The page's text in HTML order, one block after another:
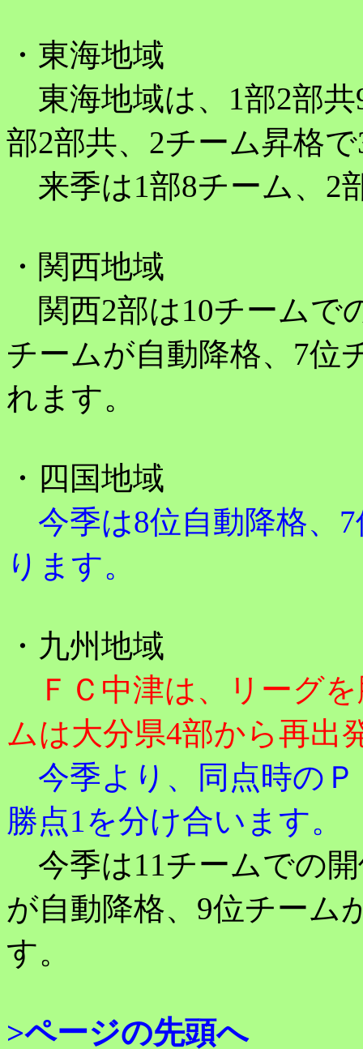
・東海地域
東海地域は、1部2部
部2部共、2チーム昇格
来季は1部8チーム、2
・関西地域
関西2部は10チームで
チームが自動降格、7位
れます。
・四国地域
今季は8位自動降格、
ります。
・九州地域
ＦＣ中津は、リーグ
ムは大分県4部から再出
今季より、同点時の
勝点1を分け合います。
今季は11チームでの
が自動降格、9位チーム
す。
>ページの先頭へ